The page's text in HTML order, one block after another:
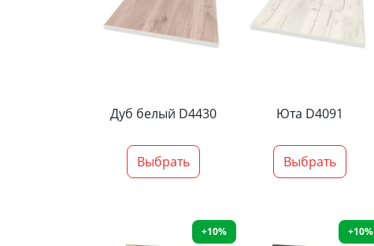
Дуб белый D4430
Выбрать
Юта D4091
Выбрать
+10% +10%